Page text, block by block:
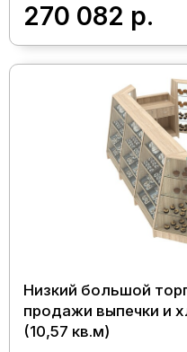
270 082 р.
Низкий большой
продажи выпечки и
(10,57 кв.м)